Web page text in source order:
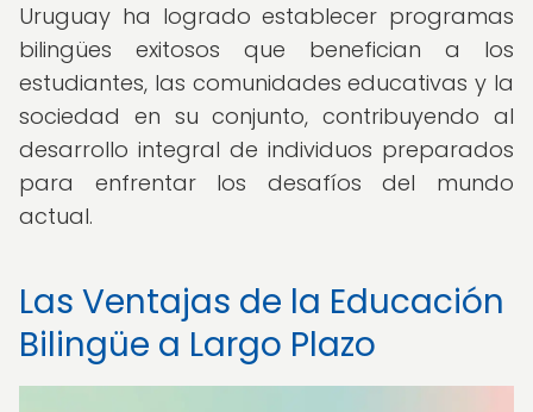
Uruguay ha logrado establecer programas
bilingües exitosos que benefician a los
estudiantes, las comunidades educativas y la
sociedad en su conjunto, contribuyendo al
desarrollo integral de individuos preparados
para enfrentar los desafíos del mundo
actual.
Las Ventajas de la Educación
Bilingüe a Largo Plazo